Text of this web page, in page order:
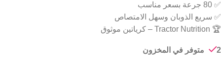
✅ 80 جرعة بسعر مناسب
✅ سريع الذوبان وسهل الامتصاص
🏆 Tractor Nutrition – كرياتين موثوق
2 متوفر في المخزون